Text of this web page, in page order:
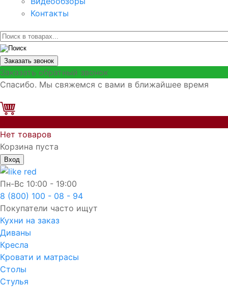
Контакты
Заказать звонок
Заказать обратный звонок
Спасибо. Мы свяжемся с вами в ближайшее время
Нет товаров
Корзина пуста
Вход
Пн-Вс 10:00 - 19:00
8 (800) 100 - 08 - 94
Покупатели часто ищут
Кухни на заказ
Диваны
Кресла
Кровати и матрасы
Столы
Стулья